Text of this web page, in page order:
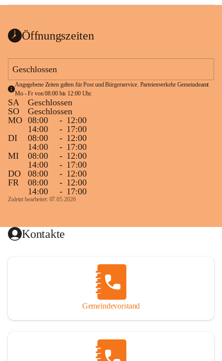
Öffnungszeiten
Geschlossen
Angegebene Zeiten gelten für Post und Bürgerservice. Parteienverkehr Gemeindeamt
Mo - Fr von 08:00 bis 12:00 Uhr.
SA
Geschlossen
SO
Geschlossen
MO 08:00 - 12:00
14:00
- 17:00
DI
08:00 - 12:00
14:00
- 17:00
MI
08:00 - 12:00
14:00
- 17:00
DO
08:00 - 12:00
FR
08:00 - 12:00
14:00
- 17:00
Zuletzt bearbeitet: 07.05.2026
Kontakte
Gemeindevorstand